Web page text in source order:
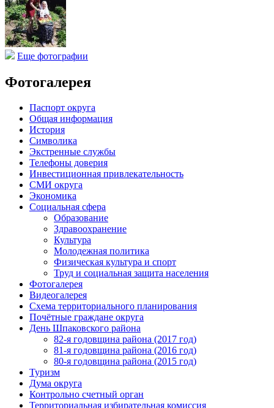
Еще фотографии
Фотогалерея
Паспорт округа
Общая информация
История
Символика
Экстренные службы
Телефоны доверия
Инвестиционная привлекательность
СМИ округа
Экономика
Социальная сфера
Образование
Здравоохранение
Культура
Молодежная политика
Физическая культура и спорт
Труд и социальная защита населения
Фотогалерея
Видеогалерея
Схема территориального планирования
Почётные граждане округа
День Шпаковского района
82-я годовщина района (2017 год)
81-я годовщина района (2016 год)
80-я годовщина района (2015 год)
Туризм
Дума округа
Контрольно счетный орган
Территориальная избирательная комиссия